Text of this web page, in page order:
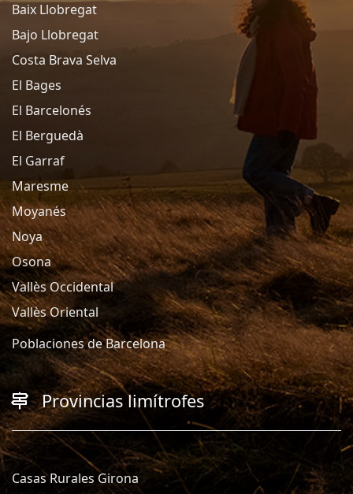
Baix Llobregat
Bajo Llobregat
Costa Brava Selva
El Bages
El Barcelonés
El Berguedà
El Garraf
Maresme
Moyanés
Noya
Osona
Vallès Occidental
Vallès Oriental
Poblaciones de Barcelona
Provincias limítrofes
Casas Rurales Girona